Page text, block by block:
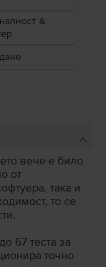
&
вече е било
от
така и
то се
67 теста за
точно